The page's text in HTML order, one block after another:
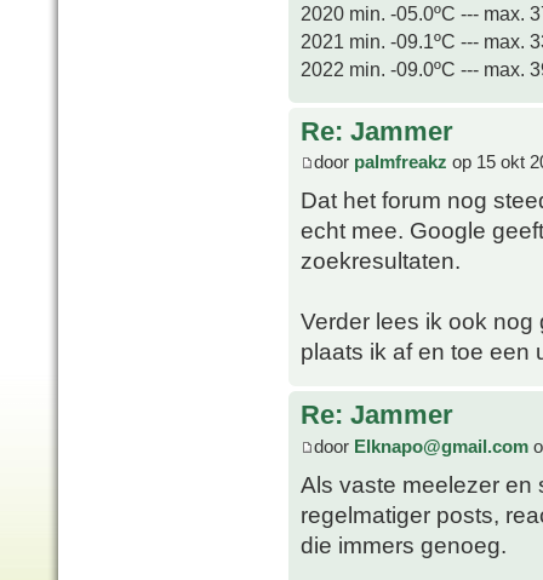
2020 min. -05.0ºC --- max.
2021 min. -09.1ºC --- max.
2022 min. -09.0ºC --- max.
Re: Jammer
door palmfreakz op 15 okt
Dat het forum nog
echt mee. Google
zoekresultaten.
Verder lees ik ook
plaats ik af en toe een
Re: Jammer
door Elknapo@gmail.com
Als vaste meelezer en
regelmatiger posts,
die immers genoeg.